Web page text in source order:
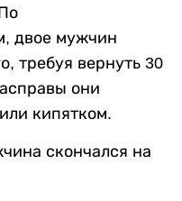
двое мужчин
требуя вернуть 30
они
кипятком.
скончался на